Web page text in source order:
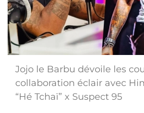
Jojo le Barbu dévoile les
collaboration éclair avec
“Hé Tchaï” x Suspect 95